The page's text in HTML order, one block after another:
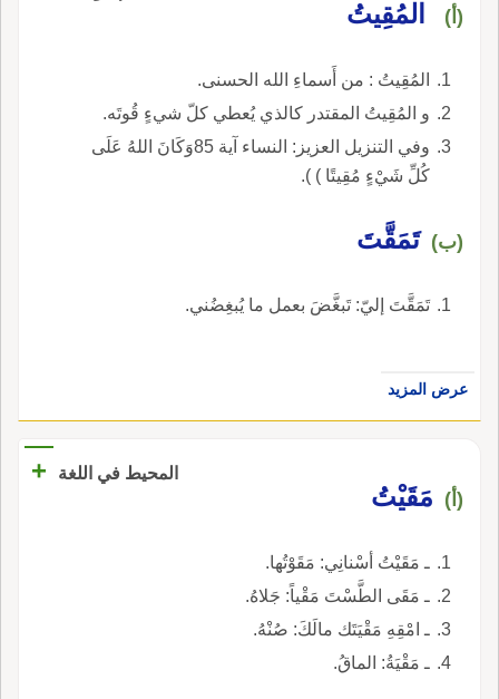
(أ) المُقِيتُ
المُقِيتُ : من أَسماءِ الله الحسنى.
و المُقِيتُ المقتدر كالذي يُعطي كلّ شيءٍ قُوتَه.
وفي التنزيل العزيز: النساء آية 85وَكَانَ اللهُ عَلَى
كُلِّ شَيْءٍ مُقِيتًا ) ).
(ب) تَمَقَّتَ
تَمَقَّتَ إليّ: تَبغَّضَ بعمل ما يُبغِضُني.
عرض المزيد
المحيط في اللغة +
(أ) مَقَيْتُ
ـ مَقَيْتُ أسْنانِي: مَقَوْتُها.
ـ مَقَى الطَّسْتَ مَقْياً: جَلاهُ.
ـ امْقِهِ مَقْيَتَك مالَكَ: صُنْهُ.
ـ مَقْيَةُ: الماقُ.